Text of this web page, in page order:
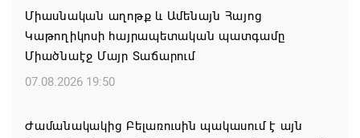
Միասնական աղոթք և Ամենայն Հայոց
Կաթողիկոսի հայրապետական պատգամը
Միածնաէջ Մայր Տաճարում
07.08.2026 19:50
Ժամանակակից Բելառուսին պակասում է այն